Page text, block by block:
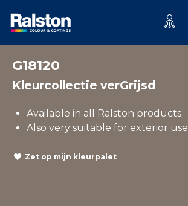
G18120
Kleurcollectie verGrijsd
Available in all Ralston products
Also very suitable for exterior use
Zet op mijn kleurpalet